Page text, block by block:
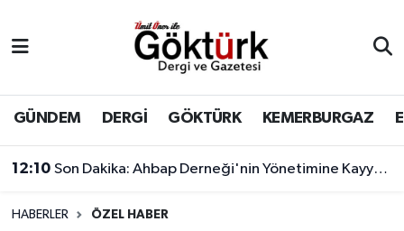
GÜNDEM DERGİ GÖKTÜRK KEMERBURGAZ
12:10 Son Dakika: Ahbap Derneği'nin Yönetimine Kayyum Atandı
HABERLER ÖZEL HABER
BİLİM
DERGİ
DÜNYA
Eyüpsultan Hava Durumu
Eyüpsultan Trafik Yoğunluk Haritası
Süper Lig Puan Durumu ve Fikstür
Tüm Manşetler